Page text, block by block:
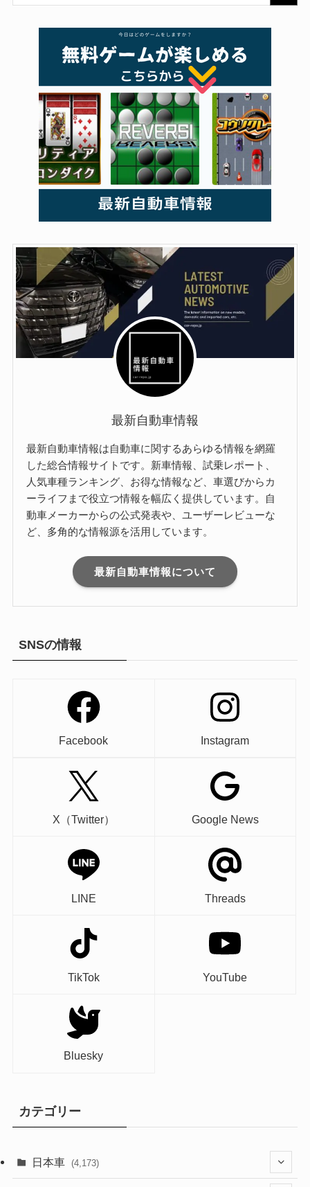
最新自動車情報
最新自動車情報は自動車に関するあらゆる情報を網羅
した総合情報サイトです。新車情報、試乗レポート、
人気車種ランキング、お得な情報など、車選びからカ
ーライフまで役立つ情報を幅広く提供しています。自
動車メーカーからの公式発表や、ユーザーレビューな
ど、多角的な情報源を活用しています。
最新自動車情報について
SNSの情報
Facebook Instagram
X（Twitter） Google News
LINE Threads
TikTok YouTube
Bluesky
カテゴリー
日本車 (4,173)